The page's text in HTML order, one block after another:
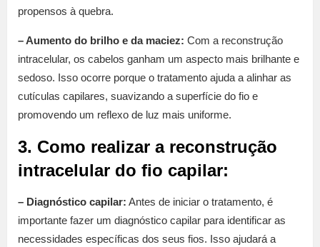
propensos à quebra.
– Aumento do brilho e da maciez: Com a reconstrução
intracelular, os cabelos ganham um aspecto mais brilhante e
sedoso. Isso ocorre porque o tratamento ajuda a alinhar as
cutículas capilares, suavizando a superfície do fio e
promovendo um reflexo de luz mais uniforme.
3. Como realizar a reconstrução
intracelular do fio capilar:
– Diagnóstico capilar: Antes de iniciar o tratamento, é
importante fazer um diagnóstico capilar para identificar as
necessidades específicas dos seus fios. Isso ajudará a